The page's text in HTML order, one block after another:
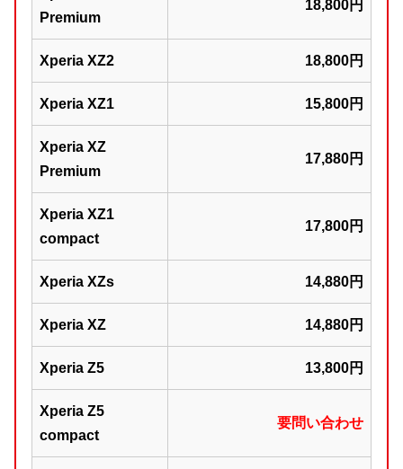
Premium
18,800円
Xperia XZ2 18,800円
Xperia XZ1 15,800円
Xperia XZ
Premium
17,880円
Xperia XZ1
compact
17,800円
Xperia XZs 14,880円
Xperia XZ 14,880円
Xperia Z5 13,800円
Xperia Z5
compact
要問い合わせ